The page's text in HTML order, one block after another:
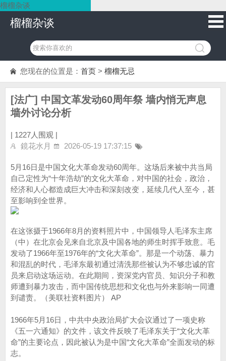
榴榴杂谈
榴榴杂谈
您现在的位置是： 首页 > 榴榴无忌
[法广] 中国文革发动60周年祭 墙内悄无声息
墙外讨论分析
| 1227人围观 |
鏡花水月
2026-05-19 17:37:15
5月16日是中国文化大革命发动60周年。这场后来被中共当局
自己定性为“十年浩劫”的文化大革命，对中国的社会，政治，
经济和人心都造成巨大冲击和深刻改变，延续几代人至今，甚
至影响到全世界。
在这张摄于1966年8月的资料照片中，中国领导人毛泽东主席
（中）在北京会见来自北京及中国各地的师生时挥手致意。毛
发动了1966年至1976年的“文化大革命”。那是一个动荡、暴力
和混乱的时代，毛泽东最初通过清洗那些被认为不够忠诚的官
员来启动这场运动。在此期间，资深党内官员、知识分子和教
师遭到暴力攻击，而中国传统思想和文化也与外来影响一同遭
到谴责。（美联社资料图片） AP
1966年5月16日，中共中央政治局扩大会议通过了一项史称
《五一六通知》的文件，该文件反映了毛泽东关于“文化大革
命”的主要论点，因此被认为是中国“文化大革命”全面发动的标
志。